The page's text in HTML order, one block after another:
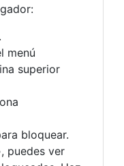
menú
superior
bloquear.
puedes ver